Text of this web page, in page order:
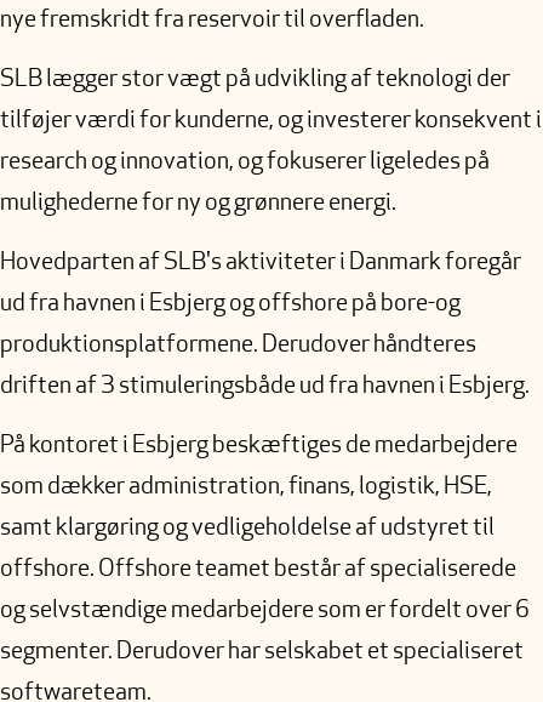
nye fremskridt fra reservoir til overfladen.
SLB lægger stor vægt på udvikling af teknologi der
tilføjer værdi for kunderne, og investerer konsekvent i
research og innovation, og fokuserer ligeledes på
mulighederne for ny og grønnere energi.
Hovedparten af SLB's aktiviteter i Danmark foregår
ud fra havnen i Esbjerg og offshore på bore-og
produktionsplatformene. Derudover håndteres
driften af 3 stimuleringsbåde ud fra havnen i Esbjerg.
På kontoret i Esbjerg beskæftiges de medarbejdere
som dækker administration, finans, logistik, HSE,
samt klargøring og vedligeholdelse af udstyret til
offshore. Offshore teamet består af specialiserede
og selvstændige medarbejdere som er fordelt over 6
segmenter. Derudover har selskabet et specialiseret
softwareteam.